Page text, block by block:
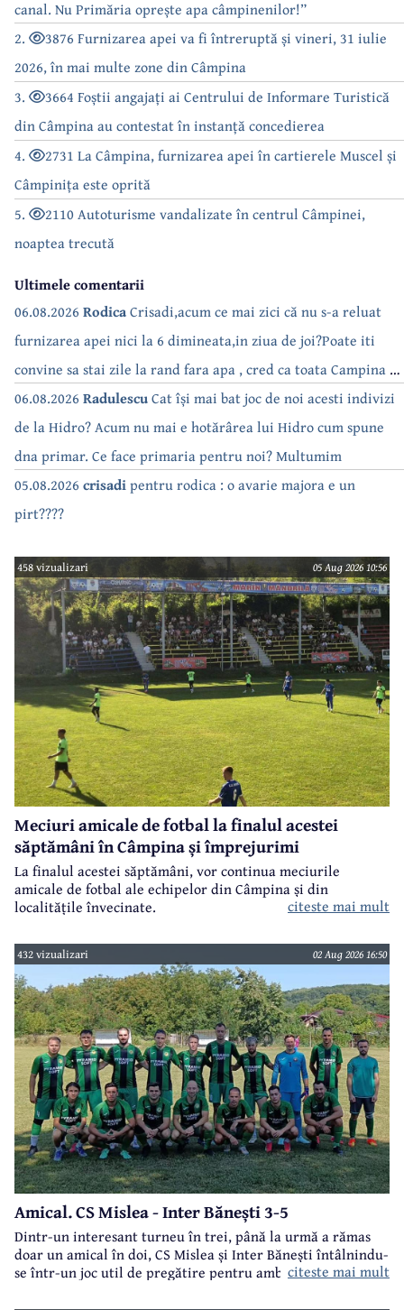
canal. Nu Primăria oprește apa câmpinenilor!”
2.
3876 Furnizarea apei va fi întreruptă și vineri, 31 iulie
2026, în mai multe zone din Câmpina
3.
3664 Foștii angajați ai Centrului de Informare Turistică
din Câmpina au contestat în instanță concedierea
4.
2731 La Câmpina, furnizarea apei în cartierele Muscel și
Câmpinița este oprită
5.
2110 Autoturisme vandalizate în centrul Câmpinei,
noaptea trecută
Ultimele comentarii
06.08.2026 RodicaCrisadi,acum ce mai zici că nu s-a reluat
furnizarea apei nici la 6 dimineata,in ziua de joi?Poate iti
convine sa stai zile la rand fara apa , cred ca toata Campina s-
a săturat de cate ori se tot oprește apa!!
06.08.2026 RadulescuCat își mai bat joc de noi acesti indivizi
de la Hidro? Acum nu mai e hotărârea lui Hidro cum spune
dna primar. Ce face primaria pentru noi? Multumim
05.08.2026 crisadipentru rodica : o avarie majora e un
pirt????
458 vizualizari 05 Aug 2026 10:56
Meciuri amicale de fotbal la finalul acestei
săptămâni în Câmpina și împrejurimi
La finalul acestei săptămâni, vor continua meciurile
amicale de fotbal ale echipelor din Câmpina și din
localitățile învecinate.
citeste mai mult
432 vizualizari 02 Aug 2026 16:50
Amical. CS Mislea - Inter Bănești 3-5
Dintr-un interesant turneu în trei, până la urmă a rămas
doar un amical în doi, CS Mislea și Inter Bănești întâlnindu-
se într-un joc util de pregătire pentru ambele formații.
citeste mai mult